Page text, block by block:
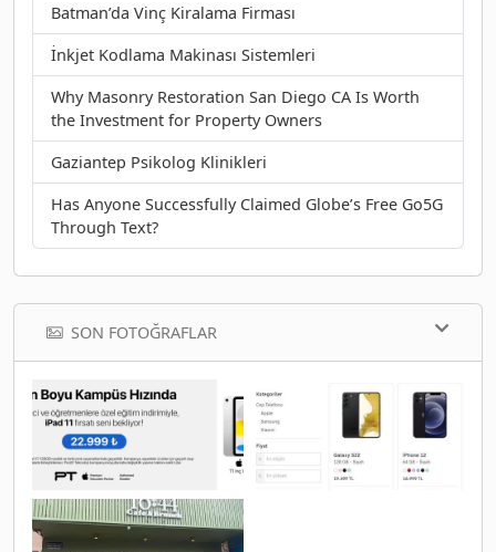
Batman’da Vinç Kiralama Firması
İnkjet Kodlama Makinası Sistemleri
Why Masonry Restoration San Diego CA Is Worth
the Investment for Property Owners
Gaziantep Psikolog Klinikleri
Has Anyone Successfully Claimed Globe’s Free Go5G
Through Text?
SON FOTOĞRAFLAR